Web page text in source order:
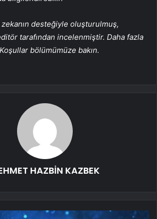
desteğiyle oluşturulmuş,
tarafından incelenmiştir. Daha fazla
bölümümüze bakın.
HAZBİN KAZBEK